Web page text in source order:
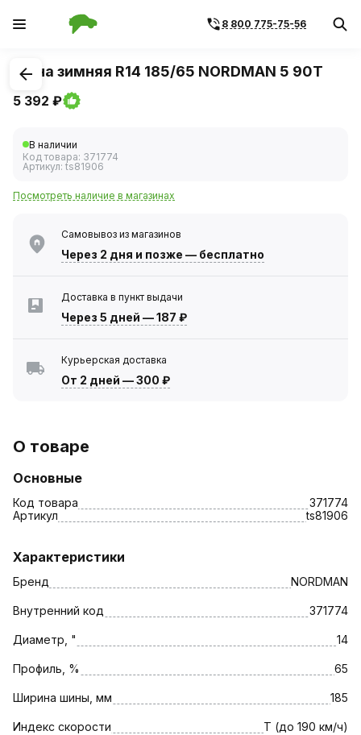
8 800 775-75-56
1/1
Шина зимняя R14 185/65 NORDMAN 5 90T
5 392 ₽
В наличии
Код товара: 371774
Артикул: ts81906
Посмотреть наличие в магазинах
Самовывоз из магазинов
Через 2 дня и позже — бесплатно
Доставка в пункт выдачи
Через 5 дней —187 ₽
Курьерская доставка
От 2 дней —300 ₽
О товаре
Основные
Код товара
371774
Артикул
ts81906
Характеристики
Бренд NORDMAN
Внутренний код 371774
Диаметр, " 14
Профиль, % 65
Ширина шины, мм 185
Индекс скорости T (до 190 км/ч)